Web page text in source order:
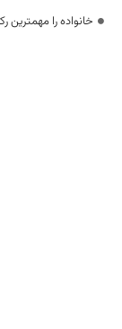
خانواده را